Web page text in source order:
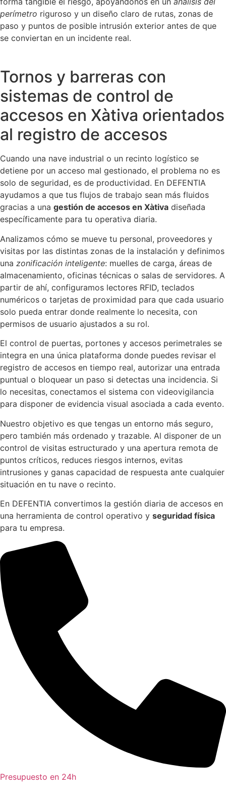
perímetro riguroso y un diseño claro de rutas, zonas de
paso y puntos de posible intrusión exterior antes de que
se conviertan en un incidente real.
Tornos y barreras con
sistemas de control de
accesos en Xàtiva orientados
al registro de accesos
Cuando una nave industrial o un recinto logístico se
detiene por un acceso mal gestionado, el problema no es
solo de seguridad, es de productividad. En DEFENTIA
ayudamos a que tus flujos de trabajo sean más fluidos
gracias a una gestión de accesos en Xàtiva diseñada
específicamente para tu operativa diaria.
Analizamos cómo se mueve tu personal, proveedores y
visitas por las distintas zonas de la instalación y definimos
una zonificación inteligente: muelles de carga, áreas de
almacenamiento, oficinas técnicas o salas de servidores. A
partir de ahí, configuramos lectores RFID, teclados
numéricos o tarjetas de proximidad para que cada usuario
solo pueda entrar donde realmente lo necesita, con
permisos de usuario ajustados a su rol.
El control de puertas, portones y accesos perimetrales se
integra en una única plataforma donde puedes revisar el
registro de accesos en tiempo real, autorizar una entrada
puntual o bloquear un paso si detectas una incidencia. Si
lo necesitas, conectamos el sistema con videovigilancia
para disponer de evidencia visual asociada a cada evento.
Nuestro objetivo es que tengas un entorno más seguro,
pero también más ordenado y trazable. Al disponer de un
control de visitas estructurado y una apertura remota de
puntos críticos, reduces riesgos internos, evitas
intrusiones y ganas capacidad de respuesta ante cualquier
situación en tu nave o recinto.
En DEFENTIA convertimos la gestión diaria de accesos en
una herramienta de control operativo y seguridad física
para tu empresa.
Presupuesto en 24h